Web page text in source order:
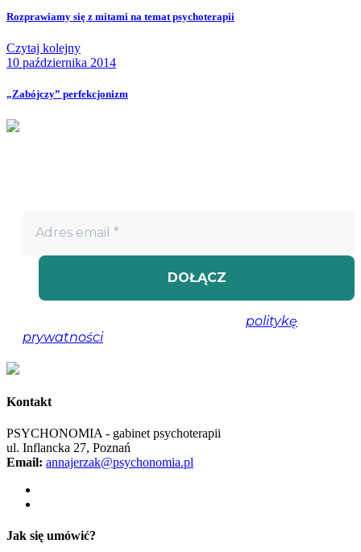
Rozprawiamy się z mitami na temat psychoterapii
Czytaj kolejny
10 października 2014
„Zabójczy” perfekcjonizm
politykę
prywatności, aby uzyskać więcej informacji.
Kontakt
PSYCHONOMIA - gabinet psychoterapii
ul. Inflancka 27, Poznań
Email: annajerzak@psychonomia.pl
Jak się umówić?